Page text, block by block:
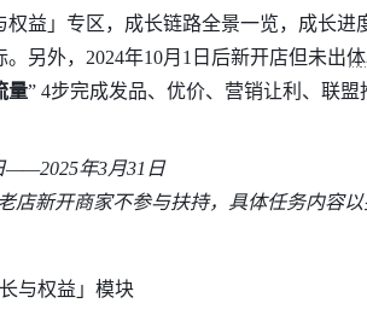
益」专区，成长链路全景一览，成长进
另外，2024年10月1日后新开店但未出
量” 4步完成发品、优价、营销让利、联
——2025年3月31日
店新开商家不参与扶持，具体任务内容
与权益」模块